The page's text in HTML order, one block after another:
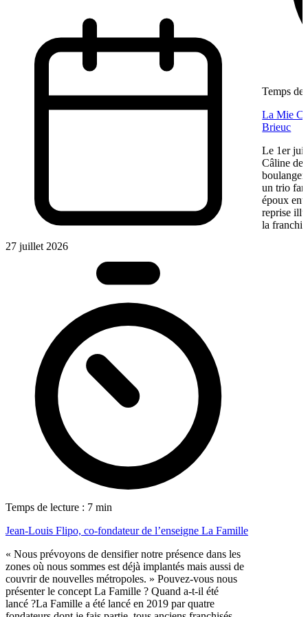
27 juillet 2026
Temps de lecture : 7 min
Jean-Louis Flipo, co-fondateur de l’enseigne La Famille
« Nous prévoyons de densifier notre présence dans les
zones où nous sommes est déjà implantés mais aussi de
couvrir de nouvelles métropoles. » Pouvez-vous nous
présenter le concept La Famille ? Quand a-t-il été
lancé ?La Famille a été lancé en 2019 par quatre
Temps de
La Mie
Brieuc
Le 1er
Câline de
un trio
époux
reprise
la